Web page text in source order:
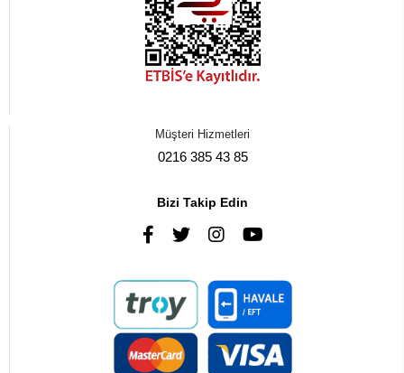
Müşteri Hizmetleri
0216 385 43 85
Bizi Takip Edin